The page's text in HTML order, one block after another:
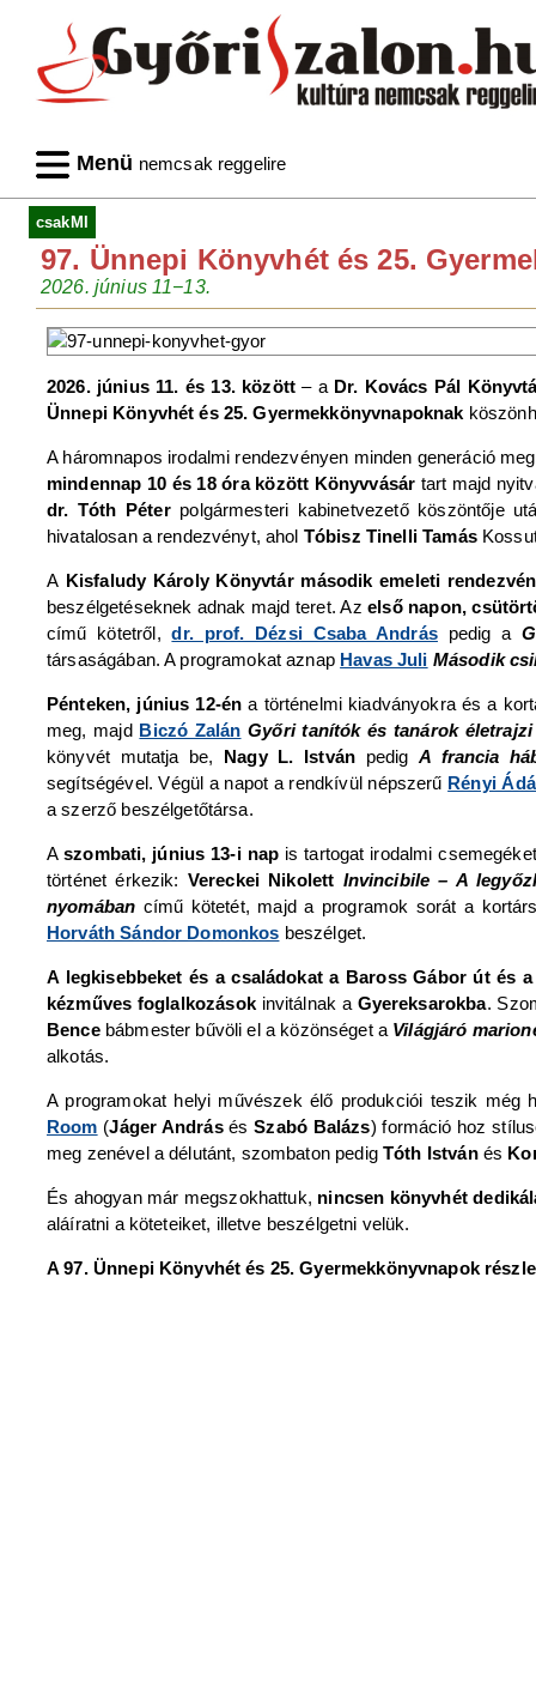
Menü nemcsak reggelire
csakMI
97. Ünnepi Könyvhét és 25.
2026. június 11−13.
2026. június 11. és 13. között– a Dr. Kovács Pál
Ünnepi Könyvhét és 25. Gyermekkönyvnapoknak
A háromnapos irodalmi rendezvényen minden generáció
mindennap 10 és 18 óra között Könyvvásár tart majd
dr. Tóth Péterpolgármesteri kabinetvezető köszöntője
hivatalosan a rendezvényt, ahol Tóbisz Tinelli Tamás
A Kisfaludy Károly Könyvtár második emeleti
beszélgetéseknek adnak majd teret. Az első napon,
című kötetről,dr. prof. Dézsi Csaba Andráspedig a
társaságában. A programokat aznap Havas Juli Második
Pénteken, június 12-én a történelmi kiadványokra és a
meg, majd Biczó Zalán Győri tanítók és tanárok életrajzi
könyvét mutatja be, Nagy L. István pedig A francia
segítségével. Végül a napot a rendkívül népszerű Rényi
a szerző beszélgetőtársa.
Aszombati, június 13-i nap is tartogat irodalmi
történet érkezik: Vereckei Nikolett Invincibile – A
nyomában című kötetét, majd a programok sorát a
Horváth Sándor Domonkos beszélget.
A legkisebbeket és a családokat a Baross Gábor út és
kézműves foglalkozásokinvitálnak a Gyereksarokba.
Bence bábmester bűvöli el a közönséget a Világjáró
alkotás.
A programokat helyi művészek élő produkciói teszik még
Room (Jáger AndrásésSzabó Balázs) formáció hoz
meg zenével a délutánt, szombaton pedig Tóth Istvánés
És ahogyan már megszokhattuk, nincsen könyvhét
aláíratni a köteteiket, illetve beszélgetni velük.
A 97. Ünnepi Könyvhét és 25. Gyermekkönyvnapok